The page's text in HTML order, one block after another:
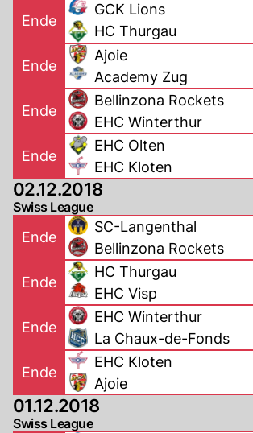
Ende
GCK Lions
HC Thurgau
Ende
Ajoie
Academy Zug
Ende
Bellinzona Rockets
EHC Winterthur
Ende
EHC Olten
EHC Kloten
02.12.2018
Swiss League
Ende
SC-Langenthal
Bellinzona Rockets
Ende
HC Thurgau
EHC Visp
Ende
EHC Winterthur
La Chaux-de-Fonds
Ende
EHC Kloten
Ajoie
01.12.2018
Swiss League